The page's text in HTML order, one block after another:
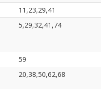
11,23,29,41
5,29,32,41,74
59
20,38,50,62,68